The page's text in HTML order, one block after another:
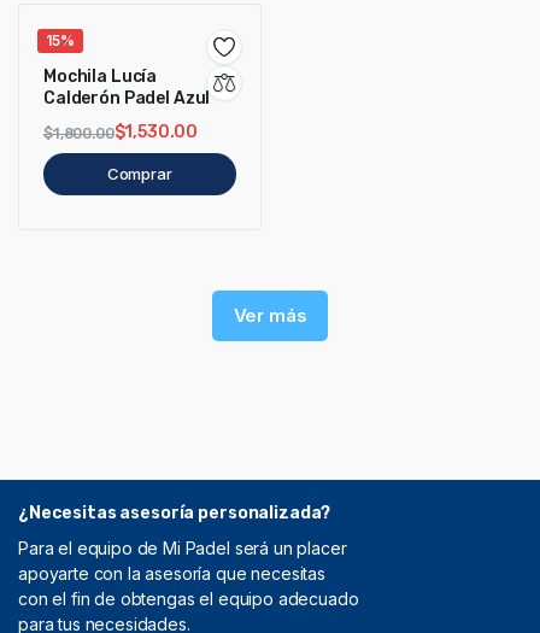
15%
Mochila Lucía
Calderón Padel Azul
$1,800.00$1,530.00
Comprar
Ver más
¿Necesitas asesoría personalizada?
Para el equipo de Mi Padel será un placer
apoyarte con la asesoría que necesitas
con el fin de obtengas el equipo adecuado
para tus necesidades.